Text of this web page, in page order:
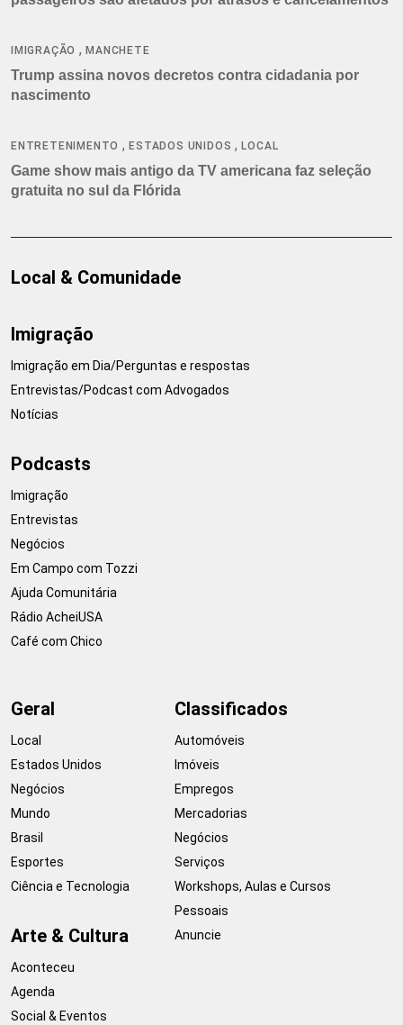
IMIGRAÇÃO ,MANCHETE
Trump assina novos decretos contra cidadania por
nascimento
ENTRETENIMENTO ,ESTADOS UNIDOS ,LOCAL
Game show mais antigo da TV americana faz seleção
gratuita no sul da Flórida
Local & Comunidade
Imigração
Imigração em Dia/Perguntas e respostas
Entrevistas/Podcast com Advogados
Notícias
Podcasts
Imigração
Entrevistas
Negócios
Em Campo com Tozzi
Ajuda Comunitária
Rádio AcheiUSA
Café com Chico
Geral
Local
Estados Unidos
Negócios
Mundo
Brasil
Esportes
Ciência e Tecnologia
Arte & Cultura
Aconteceu
Agenda
Social & Eventos
Classificados
Automóveis
Imóveis
Empregos
Mercadorias
Negócios
Serviços
Workshops, Aulas e Cursos
Pessoais
Anuncie